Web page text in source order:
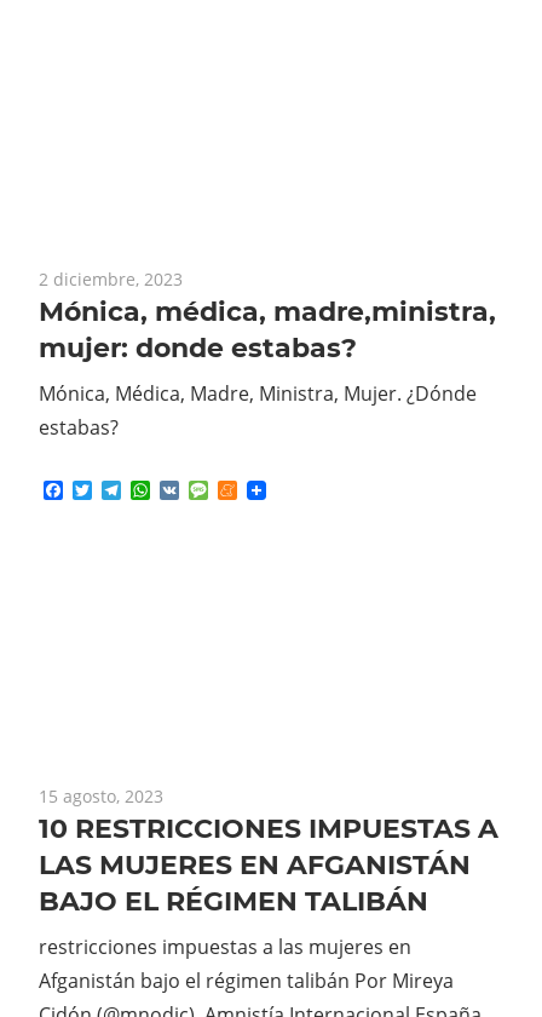
2 diciembre, 2023
Mónica, médica, madre,ministra,
mujer: donde estabas?
Mónica, Médica, Madre, Ministra, Mujer. ¿Dónde
estabas?
Facebook
TwitterTelegram
WhatsApp
VK MessageMeneame
15 agosto, 2023
10 RESTRICCIONES IMPUESTAS A
LAS MUJERES EN AFGANISTÁN
BAJO EL RÉGIMEN TALIBÁN
restricciones impuestas a las mujeres en
Afganistán bajo el régimen talibán Por Mireya